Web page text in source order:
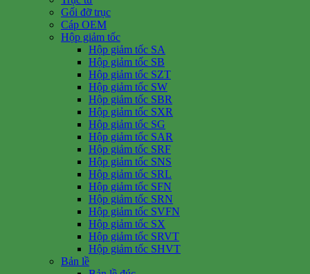
Gối đỡ trục
Cáp OEM
Hộp giảm tốc
Hộp giảm tốc SA
Hộp giảm tốc SB
Hộp giảm tốc SZT
Hộp giảm tốc SW
Hộp giảm tốc SBR
Hộp giảm tốc SXR
Hộp giảm tốc SG
Hộp giảm tốc SAR
Hộp giảm tốc SRF
Hộp giảm tốc SNS
Hộp giảm tốc SRL
Hộp giảm tốc SFN
Hộp giảm tốc SRN
Hộp giảm tốc SVFN
Hộp giảm tốc SX
Hộp giảm tốc SRVT
Hộp giảm tốc SHVT
Bản lề